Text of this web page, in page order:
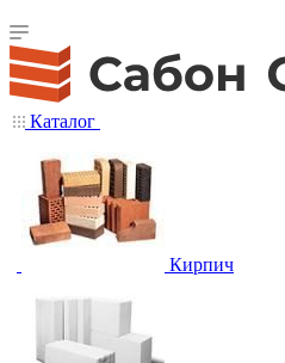
Каталог
Кирпич